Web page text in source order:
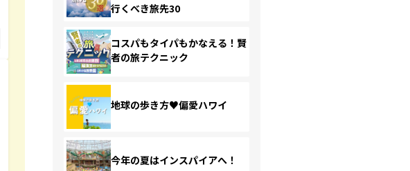
行くべき旅先30
コスパもタイパもかなえる！賢
者の旅テクニック
地球の歩き方♥偏愛ハワイ
今年の夏はインスパイアへ！